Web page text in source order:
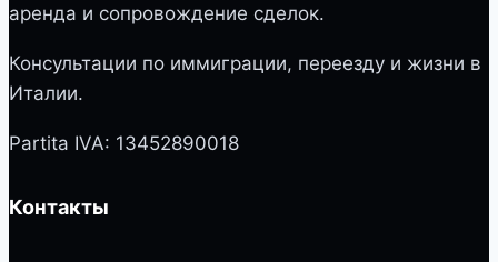
аренда и сопровождение сделок.
Консультации по иммиграции, переезду и жизни в
Италии.
Partita IVA: 13452890018
Контакты